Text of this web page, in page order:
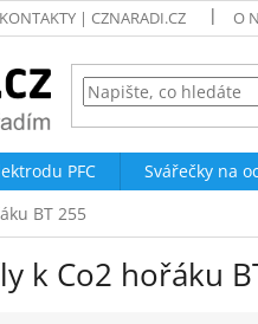
KONTAKTY | CZNARADI.CZ O
PFC Svářečky na
BT 255
k Co2 hořáku